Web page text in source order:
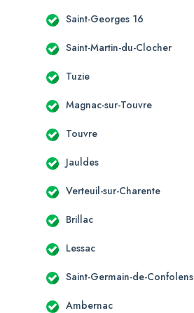
Saint-Georges 16
Saint-Martin-du-Clocher
Tuzie
Magnac-sur-Touvre
Touvre
Jauldes
Verteuil-sur-Charente
Brillac
Lessac
Saint-Germain-de-Confolens
Ambernac